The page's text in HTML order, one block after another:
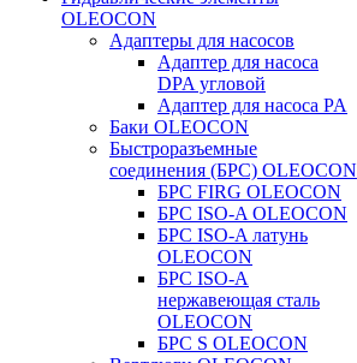
OLEOCON
Адаптеры для насосов
Адаптер для насоса
DPA угловой
Адаптер для насоса PA
Баки OLEOCON
Быстроразъемные
соединения (БРС) OLEOCON
БРС FIRG OLEOCON
БРС ISO-A OLEOCON
БРС ISO-A латунь
OLEOCON
БРС ISO-A
нержавеющая сталь
OLEOCON
БРС S OLEOCON